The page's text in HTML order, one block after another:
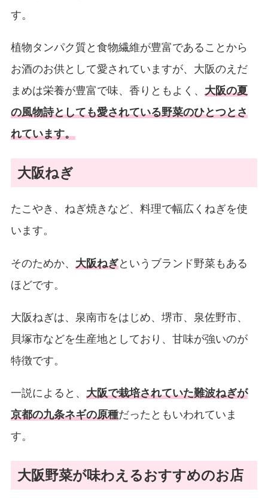
す。
植物タンパク質と食物繊維が豊富であることから
お酒のお供として愛されていますが、大阪のえだ
まめは栄養が豊富で味、香りともよく、 大阪の夏
の風物詩としても愛されている野菜のひとつとさ
れています。
大阪ねぎ
たこやき、ねぎ焼きなど、料理で幅広くねぎを使
います。
そのためか、 大阪ねぎというブランド野菜もある
ほどです。
大阪ねぎは、泉南市をはじめ、堺市、泉佐野市、
貝塚市などを生産地としており、甘味が強いのが
特徴です。
一説によると、 大阪で栽培されていた難波ねぎが
京都の九条ネギの原種だったともいわれていま
す。
大阪野菜が味わえるおすすめのお店